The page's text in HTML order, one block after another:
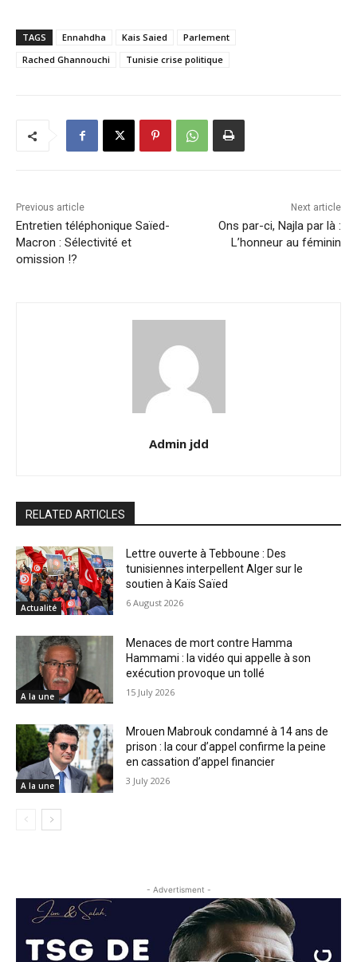
TAGS Ennahdha Kais Saied
Parlement
Rached Ghannouchi
Tunisie crise politique
Previous article
Entretien téléphonique Saïed-
Macron : Sélectivité et
omission !?
Next article
Ons par-ci, Najla par là :
L’honneur au féminin
Admin jdd
RELATED ARTICLES
Actualité
Lettre ouverte à Tebboune : Des
tunisiennes interpellent Alger sur le
soutien à Kaïs Saïed
6 August 2026
A la une
Menaces de mort contre Hamma
Hammami : la vidéo qui appelle à son
exécution provoque un tollé
15 July 2026
A la une
Mrouen Mabrouk condamné à 14 ans de
prison : la cour d’appel confirme la peine
en cassation d’appel financier
3 July 2026
- Advertisment -